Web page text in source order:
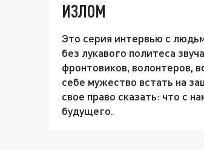
ИЗЛОМ
Это серия интервью с
без лукавого политеса
фронтовиков, волонтеров,
себе мужество встать на
свое право сказать: что с
будущего.